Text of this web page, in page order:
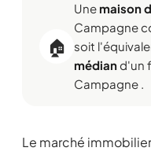
🏠
Une maison
Campagne
soit
médiand'un
Campagne .
Le marché